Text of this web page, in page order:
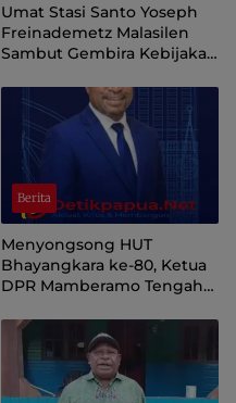
Umat Stasi Santo Yoseph
Freinademetz Malasilen
Sambut Gembira Kebijakan
Administrasi Sakramen
Berita
Menyongsong HUT
Bhayangkara ke-80, Ketua
DPR Mamberamo Tengah
Profesional dan Dicintai
Rakyat